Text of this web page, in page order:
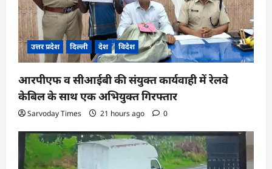
उत्तर प्रदेश दिल्ली देश विदेश
आरपीएफ व सीआईबी की संयुक्त कार्यवाही में रेलवे
केबिल के साथ एक अभियुक्त गिरफ्तार
Sarvoday Times 21 hours ago 0